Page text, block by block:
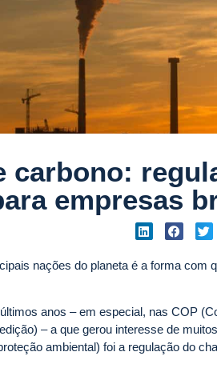
carbono:
empresas
nações do planeta é a forma com
anos – em especial, nas COP
– a que gerou interesse de
ambiental) foi a regulação do